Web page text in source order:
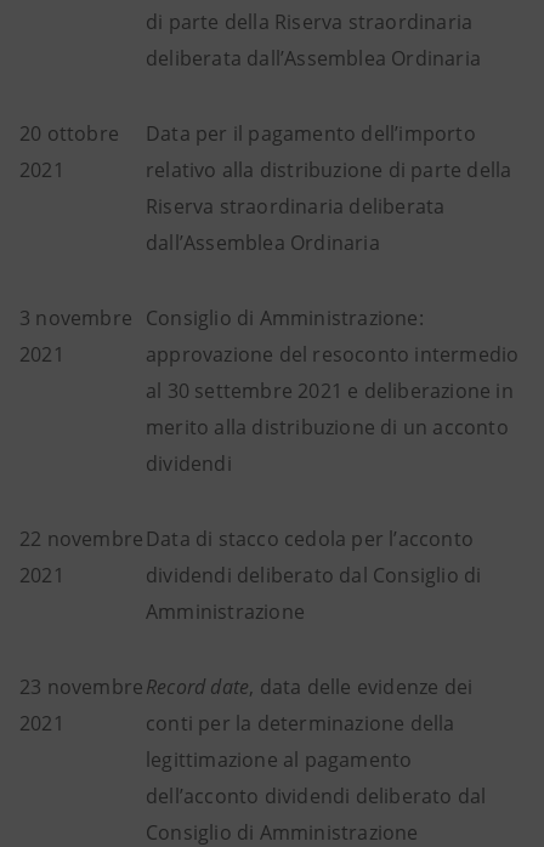
di parte della Riserva straordinaria
deliberata dall’Assemblea Ordinaria
20 ottobre
2021
Data per il pagamento dell’importo
relativo alla distribuzione di parte della
Riserva straordinaria deliberata
dall’Assemblea Ordinaria
3 novembre
2021
Consiglio di Amministrazione:
approvazione del resoconto intermedio
al 30 settembre 2021 e deliberazione in
merito alla distribuzione di un acconto
dividendi
22 novembre
2021
Data di stacco cedola per l’acconto
dividendi deliberato dal Consiglio di
Amministrazione
23 novembre
2021
Record date, data delle evidenze dei
conti per la determinazione della
legittimazione al pagamento
dell’acconto dividendi deliberato dal
Consiglio di Amministrazione